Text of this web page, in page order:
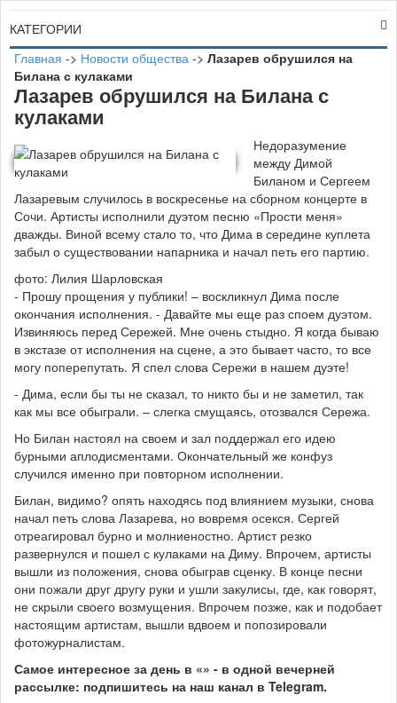
КАТЕГОРИИ
Главная -> Новости общества -> Лазарев обрушился на
Билана с кулаками
Лазарев обрушился на Билана с
кулаками
Недоразумение
между Димой
Биланом и Сергеем
Лазаревым случилось в воскресенье на сборном концерте в
Сочи. Артисты исполнили дуэтом песню «Прости меня»
дважды. Виной всему стало то, что Дима в середине куплета
забыл о существовании напарника и начал петь его партию.
фото: Лилия Шарловская
- Прошу прощения у публики! – воскликнул Дима после
окончания исполнения. - Давайте мы еще раз споем дуэтом.
Извиняюсь перед Сережей. Мне очень стыдно. Я когда бываю
в экстазе от исполнения на сцене, а это бывает часто, то все
могу поперепутать. Я спел слова Сережи в нашем дуэте!
- Дима, если бы ты не сказал, то никто бы и не заметил, так
как мы все обыграли. – слегка смущаясь, отозвался Сережа.
Но Билан настоял на своем и зал поддержал его идею
бурными аплодисментами. Окончательный же конфуз
случился именно при повторном исполнении.
Билан, видимо? опять находясь под влиянием музыки, снова
начал петь слова Лазарева, но вовремя осекся. Сергей
отреагировал бурно и молниеностно. Артист резко
развернулся и пошел с кулаками на Диму. Впрочем, артисты
вышли из положения, снова обыграв сценку. В конце песни
они пожали друг другу руки и ушли закулисы, где, как говорят,
не скрыли своего возмущения. Впрочем позже, как и подобает
настоящим артистам, вышли вдвоем и попозировали
фотожурналистам.
Самое интересное за день в «» - в одной вечерней
рассылке: подпишитесь на наш канал в Telegram.